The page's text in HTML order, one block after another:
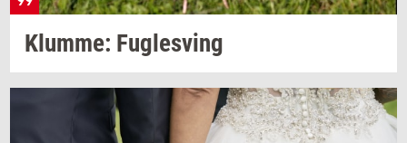
Klum­me: Fug­lesving